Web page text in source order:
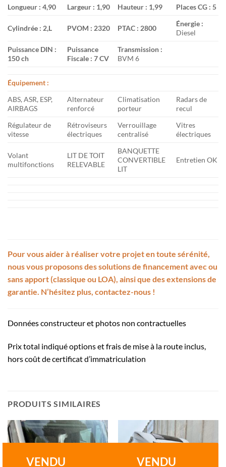
Longueur : 4,90 Largeur : 1,90 Hauteur : 1,99 Places CG : 5
Cylindrée : 2,L PVOM : 2320 PTAC : 2800
Énergie :
Diesel
Puissance DIN :
150 ch
Puissance
Fiscale : 7 CV
Transmission :
BVM 6
Équipement :
ABS, ASR, ESP,
AIRBAGS
Alternateur
renforcé
Climatisation
porteur
Radars de
recul
Régulateur de
vitesse
Rétroviseurs
électriques
Verrouillage
centralisé
Vitres
électriques
Volant
multifonctions
LIT DE TOIT
RELEVABLE
BANQUETTE
CONVERTIBLE
LIT
Entretien OK
Pour vous aider à réaliser votre projet en toute sérénité,
nous vous proposons des solutions de financement avec ou
sans apport(classique ou LOA), ainsi que des extensions de
garantie. N’hésitez plus, contactez-nous !
Données constructeur et photos non contractuelles
Prix total indiquéoptions et frais de mise à la route inclus,
hors coût de certificat d’immatriculation
PRODUITS SIMILAIRES
VENDU VENDU